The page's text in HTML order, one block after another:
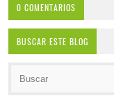
0 COMENTARIOS
BUSCAR ESTE BLOG